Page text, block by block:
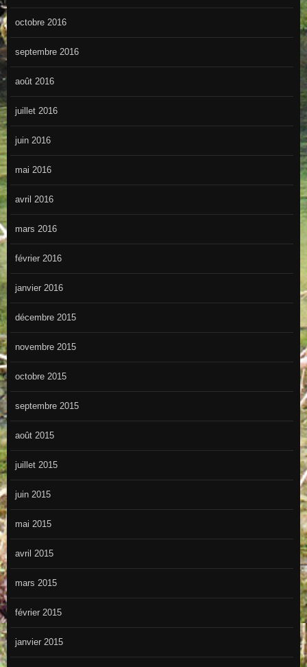
octobre 2016
septembre 2016
août 2016
juillet 2016
juin 2016
mai 2016
avril 2016
mars 2016
février 2016
janvier 2016
décembre 2015
novembre 2015
octobre 2015
septembre 2015
août 2015
juillet 2015
juin 2015
mai 2015
avril 2015
mars 2015
février 2015
janvier 2015